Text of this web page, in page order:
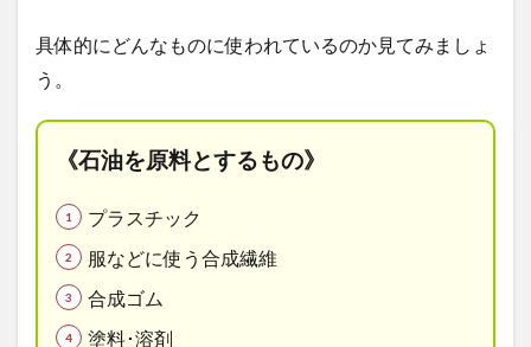
具体的にどんなものに使われているのか見てみましょ
う。
《石油を原料とするもの》
プラスチック
服などに使う合成繊維
合成ゴム
塗料･溶剤